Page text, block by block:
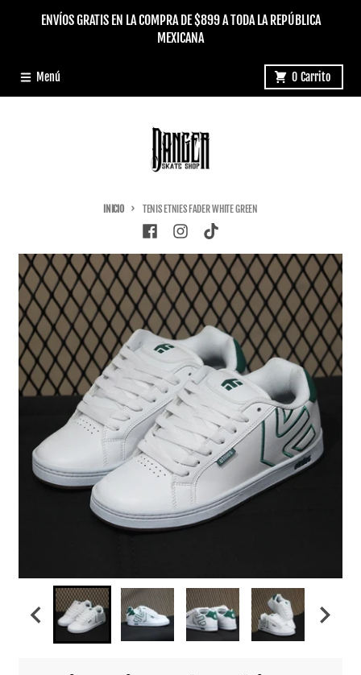
Ir directamente al contenido
ENVÍOS GRATIS EN LA COMPRA DE $899 A TODA LA REPÚBLICA
MEXICANA
Menú 0 Carrito
INICIO TENIS ETNIES FADER WHITE GREEN
Ir directamente a la información del producto